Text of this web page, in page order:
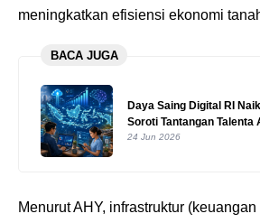
meningkatkan efisiensi ekonomi
BACA JUGA
Daya Saing Digital RI
Soroti Tantangan Talenta
24 Jun 2026
Menurut AHY, infrastruktur